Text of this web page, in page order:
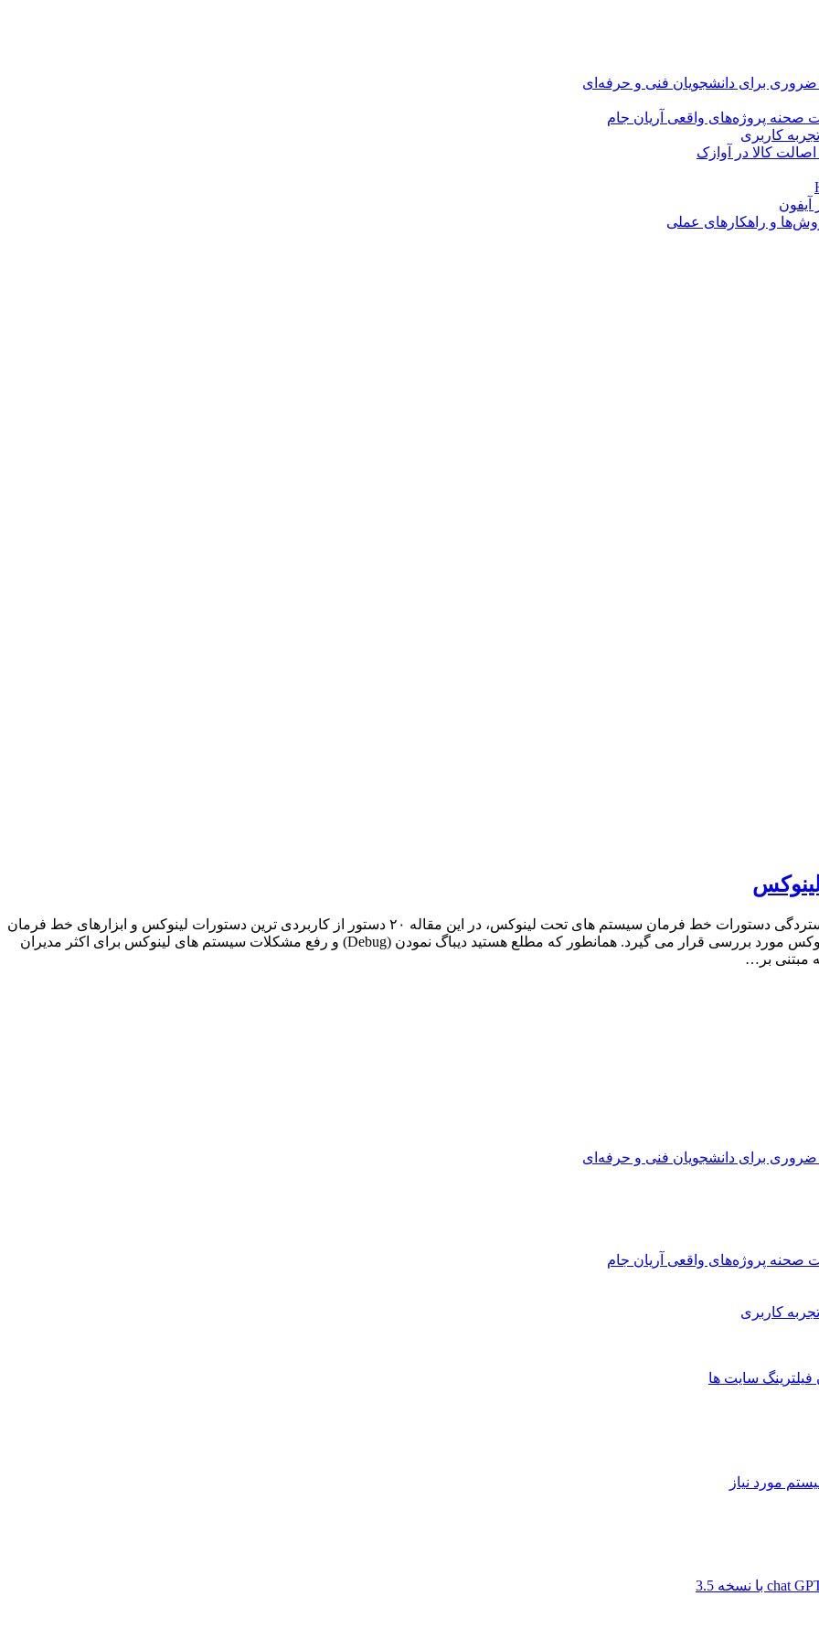
ضروری برای دانشجویان فنی و حرفه‌ای
صحنه پروژه‌های واقعی آریان جام
کالا در آوازک
و راهکارهای عملی
دستورات کاربردی مانیتورینگ سرور های لینوکس با توجه به گستردگی دستورات خط فرمان سیستم های تحت لینوکس، در این مقاله ۲۰ دستور از کاربردی ترین دستورات لینوکس و ابزارهای خط فرمان
(Command Line) جهت مانیتور نمودن عملکرد سرویس های لینوکس مورد بررسی قرار می گیرد. همانطور که مطلع هستید دیباگ نمودن (Debug) و رفع مشکلات سیستم های لینوکس برای اکثر مدیران
مبتنی بر…
ضروری برای دانشجویان فنی و حرفه‌ای
صحنه پروژه‌های واقعی آریان جام
سایت ها